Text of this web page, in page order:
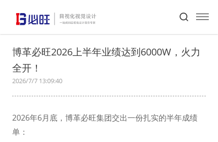
首页 > 必旺动态 > 新闻详情
博革必旺2026上半年业绩达到6000W，火力
全开！
2026/7/7 13:09:40
2026年6月底，博革必旺集团交出一份扎实的半年成绩
单：